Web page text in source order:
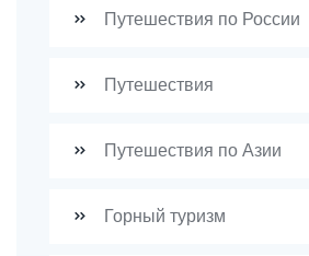
Путешествия по России
Путешествия
Путешествия по Азии
Горный туризм